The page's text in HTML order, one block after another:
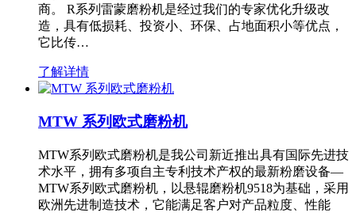
商。 R系列雷蒙磨粉机是经过我们的专家优化升级改
造，具有低损耗、投资小、环保、占地面积小等优点，
它比传…
了解详情
MTW 系列欧式磨粉机
MTW系列欧式磨粉机是我公司新近推出具有国际先进技
术水平，拥有多项自主专利技术产权的最新粉磨设备—
MTW系列欧式磨粉机，以悬辊磨粉机9518为基础，采用
欧洲先进制造技术，它能满足客户对产品粒度、性能